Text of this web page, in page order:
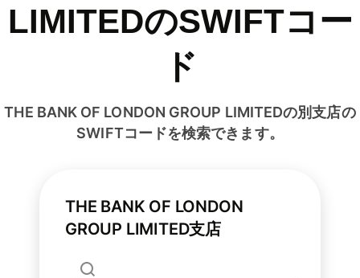
LIMITEDのSWIFTコー
ド
THE BANK OF LONDON GROUP LIMITEDの別支店の
SWIFTコードを検索できます。
THE BANK OF LONDON
GROUP LIMITED支店